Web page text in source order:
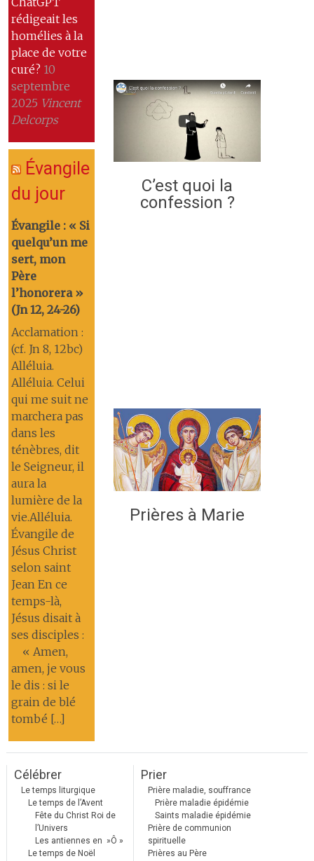
rédigeait les
homélies à la
place de votre
curé? 10
septembre
2025 Vincent
Delcorps
Évangile
du jour
Évangile : « Si
quelqu’un me
sert, mon
Père
l’honorera »
(Jn 12, 24-26)
Acclamation :
(cf. Jn 8, 12bc)
Alléluia.
Alléluia. Celui
qui me suit ne
marchera pas
dans les
ténèbres, dit
le Seigneur, il
aura la
lumière de la
vie.Alléluia.
Évangile de
Jésus Christ
selon saint
Jean En ce
temps-là,
Jésus disait à
ses disciples :
« Amen,
amen, je vous
le dis : si le
grain de blé
tombé […]
C’est quoi la
confession ?
Prières à Marie
Célébrer
Le temps liturgique
Le temps de l’Avent
Fête du Christ Roi de
l’Univers
Les antiennes en »Ô »
Le temps de Noël
Prier
Prière maladie, souffrance
Prière maladie épidémie
Saints maladie épidémie
Prière de communion
spirituelle
Prières au Père